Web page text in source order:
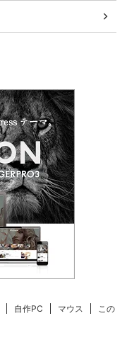
自作PC マウス
この